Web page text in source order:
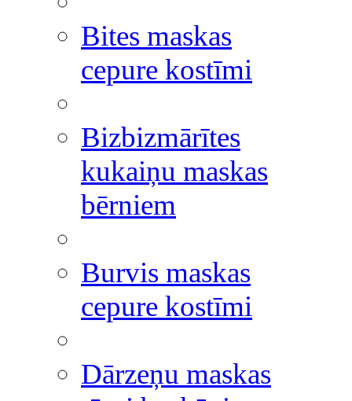
Bites maskas
cepure kostīmi
Bizbizmārītes
kukaiņu maskas
bērniem
Burvis maskas
cepure kostīmi
Dārzeņu maskas